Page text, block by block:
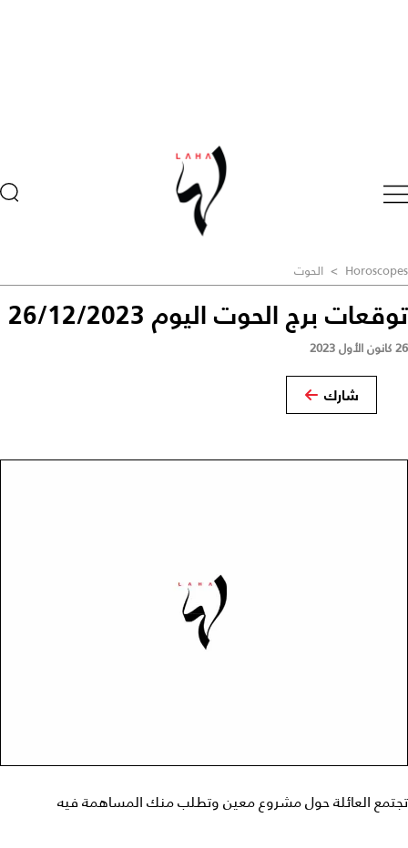
Horoscopes
> الحوت
توقعات برج الحوت اليوم 26/12/2023
26 كانون الأول 2023
شارك
تجتمع العائلة حول مشروع معين وتطلب منك المساهمة فيه